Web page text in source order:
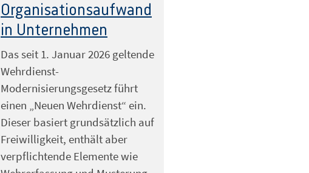
Organisationsaufwand
in Unternehmen
Das seit 1. Januar 2026 geltende
Wehrdienst-
Modernisierungsgesetz führt
einen „Neuen Wehrdienst“ ein.
Dieser basiert grundsätzlich auf
Freiwilligkeit, enthält aber
verpflichtende Elemente wie